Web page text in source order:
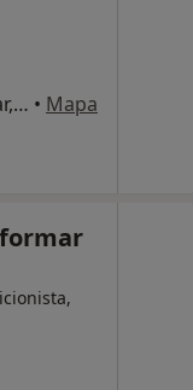
Rua Dominguez Alvarez, nº 44, 3º andar, 3.2, Porto • Mapa